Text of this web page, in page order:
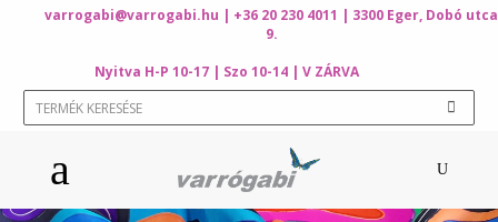
varrogabi@varrogabi.hu | +36 20 230 4011 | 3300 Eger, Dobó utca
9.
Nyitva H-P 10-17 | Szo 10-14 | V ZÁRVA